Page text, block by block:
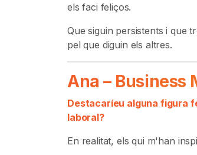
els faci feliços.
Que siguin persistents i que
pel que diguin els altres.
Ana – Business
Destacaríeu alguna figura
laboral?
En realitat, els qui m'han